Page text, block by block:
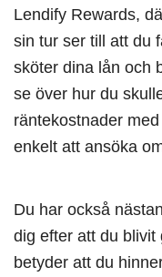
Lendify Rewards,
sin tur ser till att du
sköter dina lån och
se över hur du
räntekostnader
enkelt att ansöka
Du har också
dig efter att du
betyder att du